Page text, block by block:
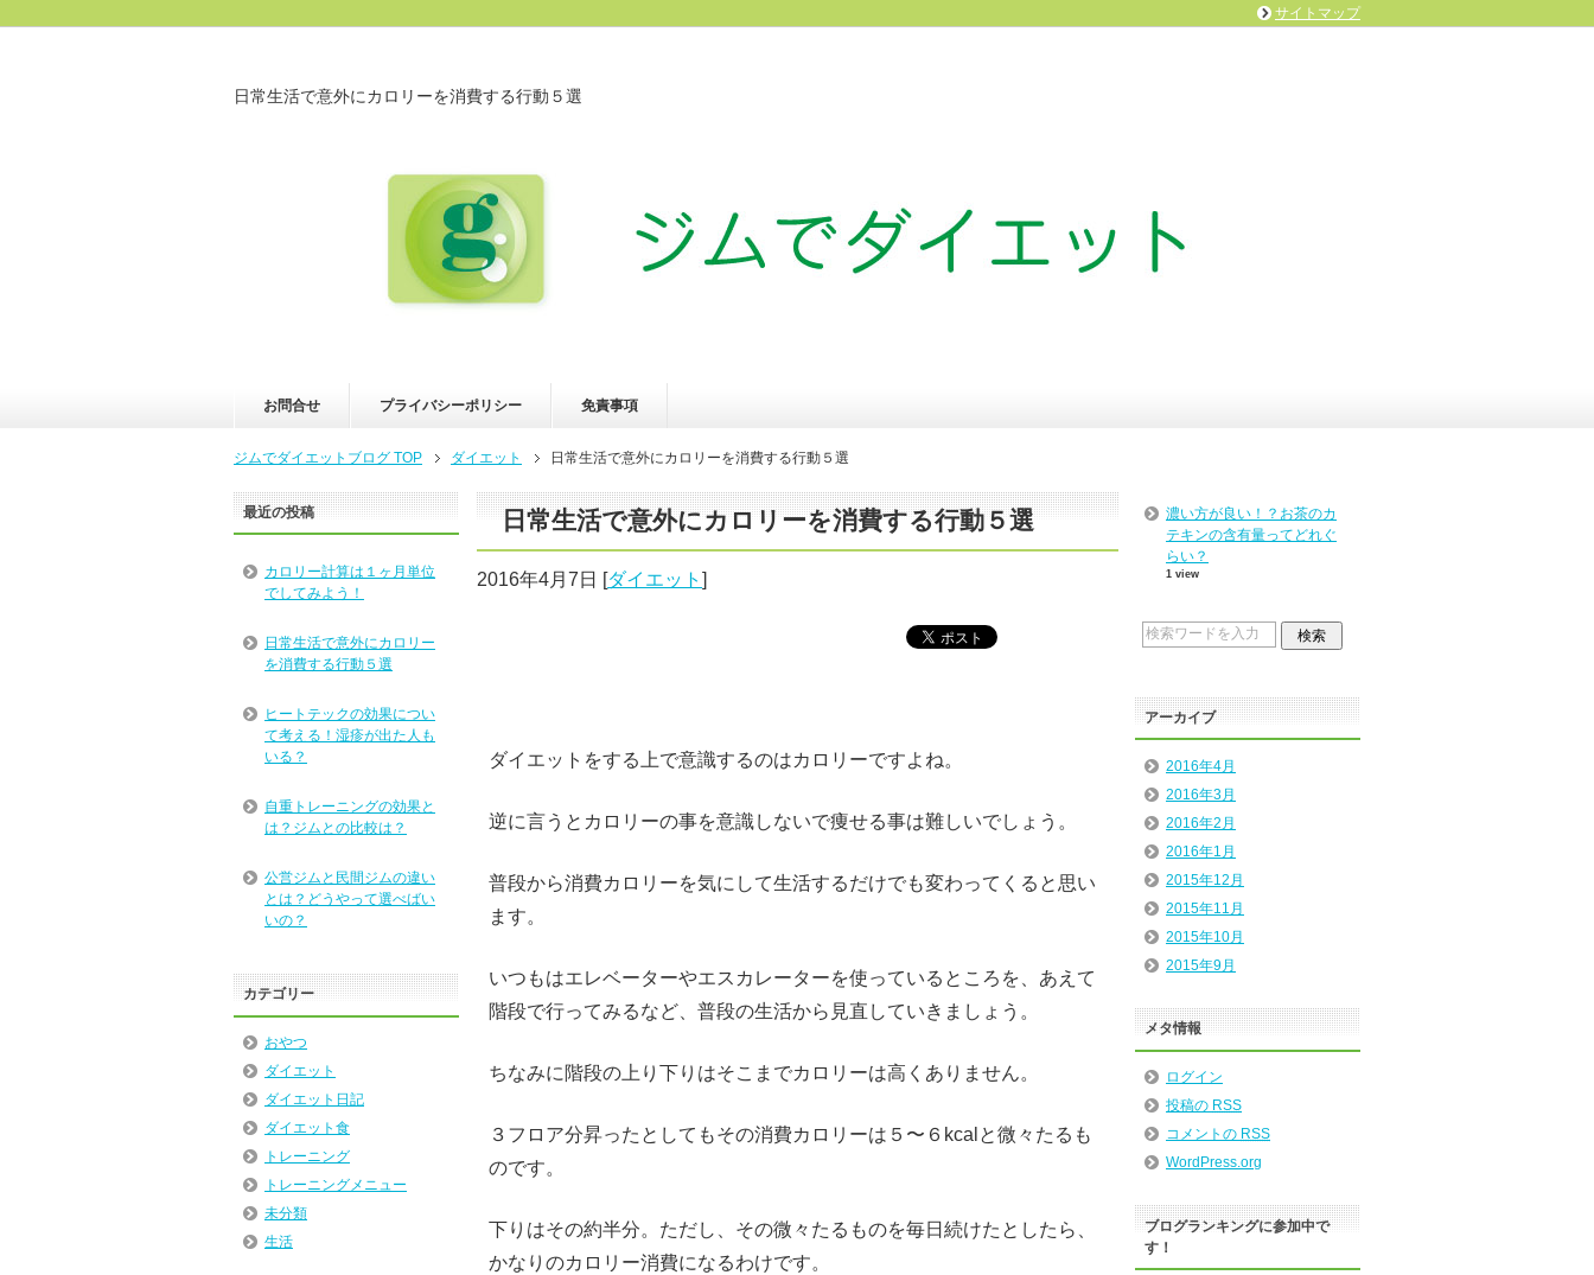
日常生活で意外にカロリーを消費する行動５選
お問合せ プライバシーポリシー 免責事項
ジムでダイエットブログ TOP ダイエット 日常生活で意外にカロリーを消費する行動５選
日常生活で意外にカロリーを消費する行動５選
2016年4月7日 [ダイエット]
ダイエットをする上で意識するのはカロリーですよね。
逆に言うとカロリーの事を意識しないで痩せる事は難しいでしょう。
普段から消費カロリーを気にして生活するだけでも変わってくると思い
ます。
いつもはエレベーターやエスカレーターを使っているところを、あえて
階段で行ってみるなど、普段の生活から見直していきましょう。
ちなみに階段の上り下りはそこまでカロリーは高くありません。
３フロア分昇ったとしてもその消費カロリーは５〜６kcalと微々たるも
のです。
下りはその約半分。ただし、その微々たるものを毎日続けたとしたら、
かなりのカロリー消費になるわけです。
最近の投稿
カロリー計算は１ヶ月単位
でしてみよう！
日常生活で意外にカロリー
を消費する行動５選
ヒートテックの効果につい
て考える！湿疹が出た人も
いる？
自重トレーニングの効果と
は？ジムとの比較は？
公営ジムと民間ジムの違い
とは？どうやって選べばい
いの？
カテゴリー
おやつ
ダイエット
ダイエット日記
ダイエット食
トレーニング
トレーニングメニュー
未分類
生活
濃い方が良い！？お茶のカ
テキンの含有量ってどれぐ
らい？
1 view
アーカイブ
2016年4月
2016年3月
2016年2月
2016年1月
2015年12月
2015年11月
2015年10月
2015年9月
メタ情報
ログイン
投稿の RSS
コメントの RSS
WordPress.org
ブログランキングに参加中で
す！
サイトマップ